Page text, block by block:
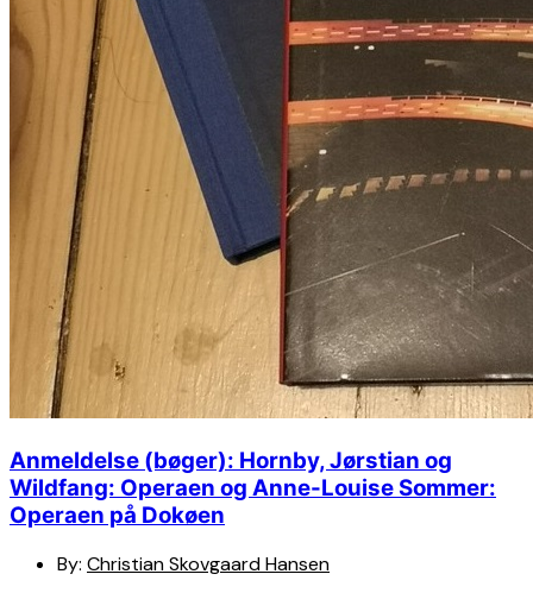
Anmeldelse (bøger): Hornby, Jørstian og
Wildfang: Operaen og Anne-Louise Sommer:
Operaen på Dokøen
By: Christian Skovgaard Hansen